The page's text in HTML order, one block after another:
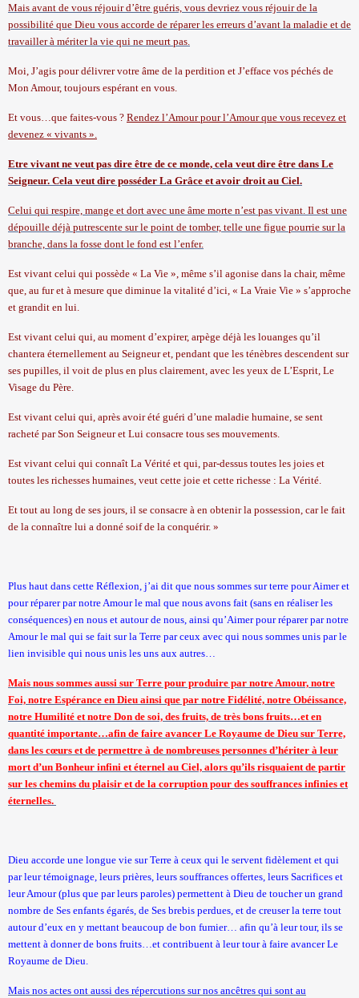
Mais avant de vous réjouir d’être guéris, vous devriez vous réjouir de la
possibilité que Dieu vous accorde de réparer les erreurs d’avant la maladie et de
travailler à mériter la vie qui ne meurt pas.
Moi, J’agis pour délivrer votre âme de la perdition et J’efface vos péchés de
Mon Amour, toujours espérant en vous.
Et vous…que faites-vous ? Rendez l’Amour pour l’Amour que vous recevez et
devenez « vivants ».
Etre vivant ne veut pas dire être de ce monde, cela veut dire être dans Le
Seigneur. Cela veut dire posséder La Grâce et avoir droit au Ciel.
Celui qui respire, mange et dort avec une âme morte n’est pas vivant. Il est une
dépouille déjà putrescente sur le point de tomber, telle une figue pourrie sur la
branche, dans la fosse dont le fond est l’enfer.
Est vivant celui qui possède « La Vie », même s’il agonise dans la chair, même
que, au fur et à mesure que diminue la vitalité d’ici, « La Vraie Vie » s’approche
et grandit en lui.
Est vivant celui qui, au moment d’expirer, arpège déjà les louanges qu’il
chantera éternellement au Seigneur et, pendant que les ténèbres descendent sur
ses pupilles, il voit de plus en plus clairement, avec les yeux de L’Esprit, Le
Visage du Père.
Est vivant celui qui, après avoir été guéri d’une maladie humaine, se sent
racheté par Son Seigneur et Lui consacre tous ses mouvements.
Est vivant celui qui connaît La Vérité et qui, par-dessus toutes les joies et
toutes les richesses humaines, veut cette joie et cette richesse : La Vérité.
Et tout au long de ses jours, il se consacre à en obtenir la possession, car le fait
de la connaître lui a donné soif de la conquérir. »
Plus haut dans cette Réflexion, j’ai dit que nous sommes sur terre pour Aimer et
pour réparer par notre Amour le mal que nous avons fait (sans en réaliser les
conséquences) en nous et autour de nous, ainsi qu’Aimer pour réparer par notre
Amour le mal qui se fait sur la Terre par ceux avec qui nous sommes unis par le
lien invisible qui nous unis les uns aux autres…
Mais nous sommes aussi sur Terre pour produire par notre Amour, notre
Foi, notre Espérance en Dieu ainsi que par notre Fidélité, notre Obéissance,
notre Humilité et notre Don de soi, des fruits, de très bons fruits…et en
quantité importante…afin de faire avancer Le Royaume de Dieu sur Terre,
dans les cœurs et de permettre à de nombreuses personnes d’hériter à leur
mort d’un Bonheur infini et éternel au Ciel, alors qu’ils risquaient de partir
sur les chemins du plaisir et de la corruption pour des souffrances infinies et
éternelles.
Dieu accorde une longue vie sur Terre à ceux qui le servent fidèlement et qui
par leur témoignage, leurs prières, leurs souffrances offertes, leurs Sacrifices et
leur Amour (plus que par leurs paroles) permettent à Dieu de toucher un grand
nombre de Ses enfants égarés, de Ses brebis perdues, et de creuser la terre tout
autour d’eux en y mettant beaucoup de bon fumier… afin qu’à leur tour, ils se
mettent à donner de bons fruits…et contribuent à leur tour à faire avancer Le
Royaume de Dieu.
Mais nos actes ont aussi des répercutions sur nos ancêtres qui sont au